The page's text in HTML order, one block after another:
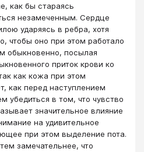
как бы стараясь
незамеченным. Сердце
ударяясь в ребра, хотя
чтобы оно при этом работало
обыкновенно, посылая
приток крови ко
как кожа при этом
как перед наступлением
убедиться в том, что чувство
значительное влияние
на удивительное
при этом выделение пота.
замечательнее, что